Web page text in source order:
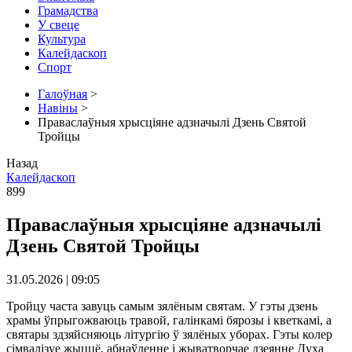
Грамадства
У свеце
Культура
Калейдаскоп
Спорт
Галоўная >
Навіны >
Праваслаўныя хрысціяне адзначылі Дзень Святой
Тройцы
Назад
Калейдаскоп
899
Праваслаўныя хрысціяне адзначылі
Дзень Святой Тройцы
31.05.2026 | 09:05
Тройцу часта завуць самым зялёным святам. У гэты дзень
храмы ўпрыгожваюць травой, галінкамі бярозы і кветкамі, а
святары здзяйсняюць літургію ў зялёных уборах. Гэты колер
сімвалізуе жыццё, абнаўленне і жыватворчае дзеянне Духа